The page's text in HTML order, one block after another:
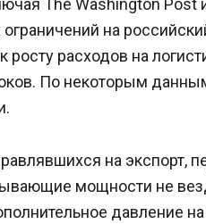
The Washington Post
на
росту расходов на
По некоторым
на экспорт,
мощности не
давление